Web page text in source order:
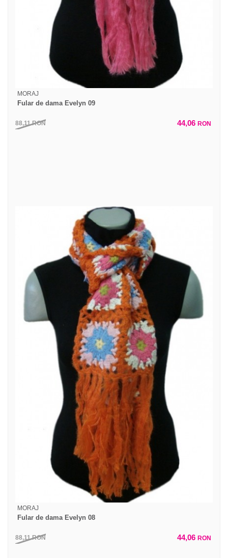
MORAJ
Fular de dama Evelyn 09
88,11RON 44,06 RON
MORAJ
Fular de dama Evelyn 08
88,11RON 44,06 RON